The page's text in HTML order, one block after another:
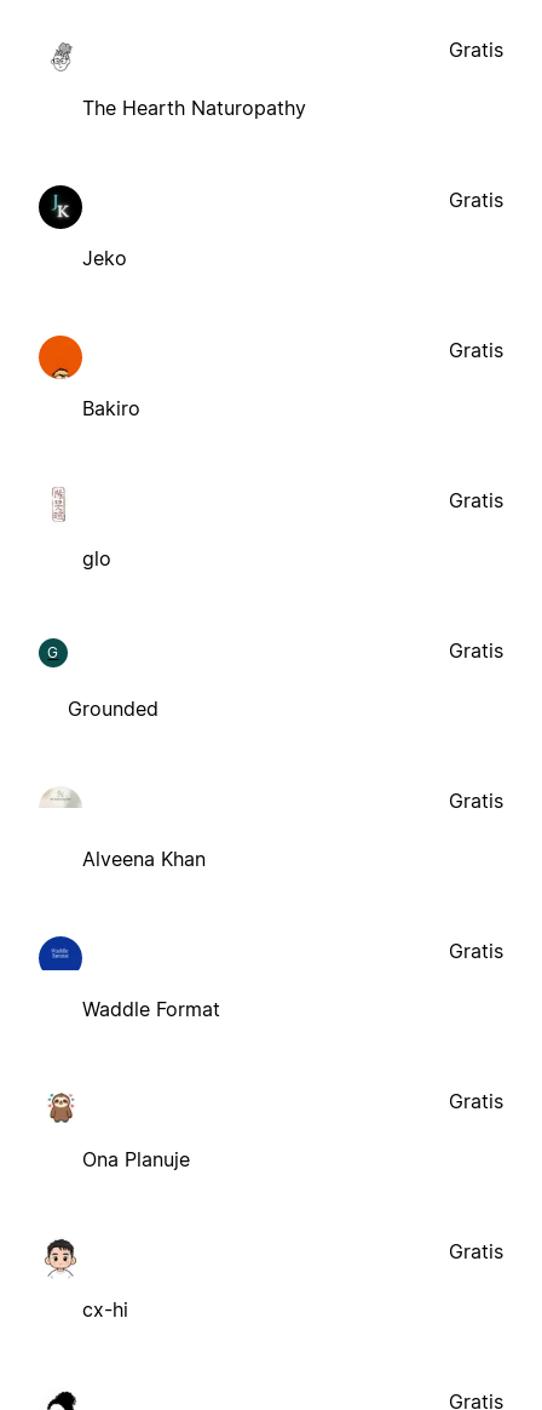
The Hearth Naturopathy
Gratis
Jeko
Gratis
Bakiro
Gratis
glo
Gratis
G
Grounded
Gratis
Alveena Khan
Gratis
Waddle Format
Gratis
Ona Planuje
Gratis
cx-hi
Gratis
Gratis